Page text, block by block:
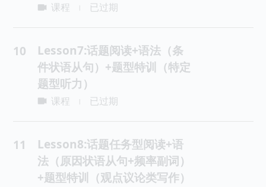
课程 已过期
10
Lesson7:话题阅读+语法（条
件状语从句）+题型特训（特定
题型听力）
课程 已过期
11
Lesson8:话题任务型阅读+语
法（原因状语从句+频率副词）
+题型特训（观点议论类写作）